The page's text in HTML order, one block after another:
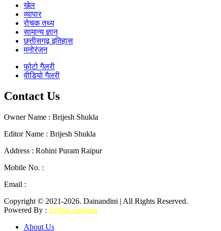
खेल
व्यापार
रोचक तथ्य
सामान्य ज्ञान
छत्तीसगढ़ इतिहास
मनोरंजन
फोटो गैलरी
वीडियो गैलरी
Contact Us
Owner Name : Brijesh Shukla
Editor Name : Brijesh Shukla
Address : Rohini Puram Raipur
Mobile No. :
Email :
Copyright © 2021-2026. Dainandini | All Rights Reserved.
Powered By : Softbit Solution
About Us